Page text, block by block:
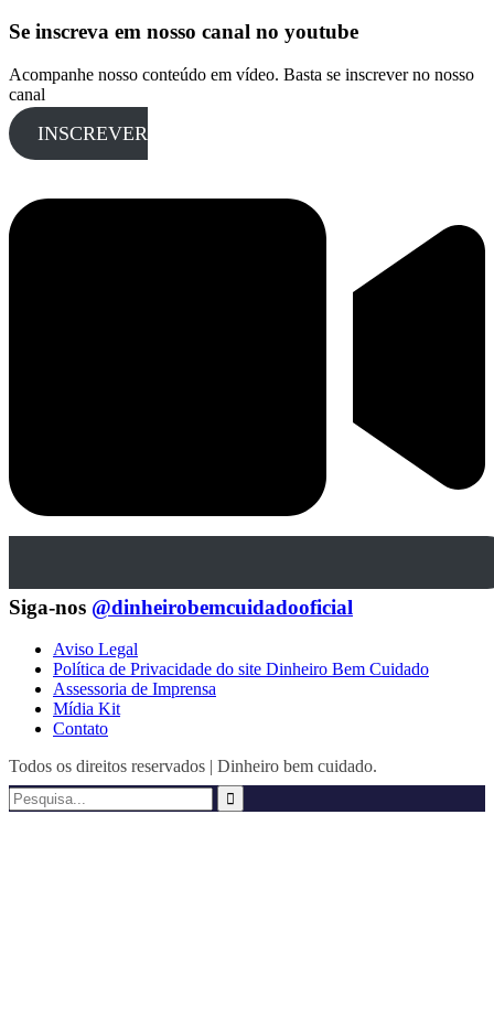
Se inscreva em nosso canal no youtube
Acompanhe nosso conteúdo em vídeo. Basta se inscrever no nosso
canal
INSCREVER
Siga-nos @dinheirobemcuidadooficial
Aviso Legal
Política de Privacidade do site Dinheiro Bem Cuidado
Assessoria de Imprensa
Mídia Kit
Contato
Todos os direitos reservados | Dinheiro bem cuidado.